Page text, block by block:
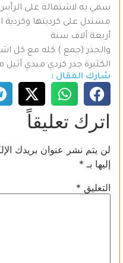
سمي به لاشتماله على
مستدل على كرديتها وكردية
أربعة آلاف سنة
والجذر (جمع ) كله مع كل
الكثيرة جذر كردي ميدي أثيل
شارك المقال :
اترك تعليقاً
لن يتم نشر عنوان بريدك
إليها بـ *
التعليق *